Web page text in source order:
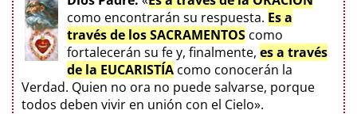
como encontrarán su respuesta. Es a
través de los SACRAMENTOS como
fortalecerán su fe y, finalmente, es a través
de la EUCARISTÍA como conocerán la
Verdad. Quien no ora no puede salvarse, porque
todos deben vivir en unión con el Cielo».